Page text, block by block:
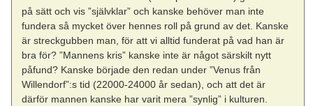
på sätt och vis ”självklar” och kanske behöver man inte
fundera så mycket över hennes roll på grund av det. Kanske
är streckgubben man, för att vi alltid funderat på vad han är
bra för? ”Mannens kris” kanske inte är något särskilt nytt
påfund? Kanske började den redan under ”Venus från
Willendorf”:s tid (22000-24000 år sedan), och att det är
därför mannen kanske har varit mera ”synlig” i kulturen.